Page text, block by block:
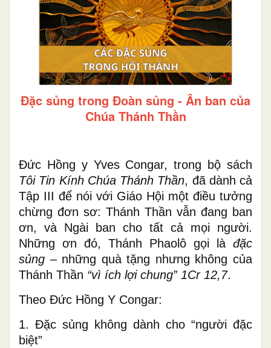
Đặc sủng trong Đoàn sủng - Ân ban của
Chúa Thánh Thần
Đức Hồng y Yves Congar, trong bộ sách
Tôi Tin Kính Chúa Thánh Thần, đã dành cả
Tập III để nói với Giáo Hội một điều tưởng
chừng đơn sơ: Thánh Thần vẫn đang ban
ơn, và Ngài ban cho tất cả mọi người.
Những ơn đó, Thánh Phaolô gọi là đặc
sủng – những quà tặng nhưng không của
Thánh Thần “vì ích lợi chung” 1Cr 12,7.
Theo Đức Hồng Y Congar:
1. Đặc sủng không dành cho “người đặc
biệt”